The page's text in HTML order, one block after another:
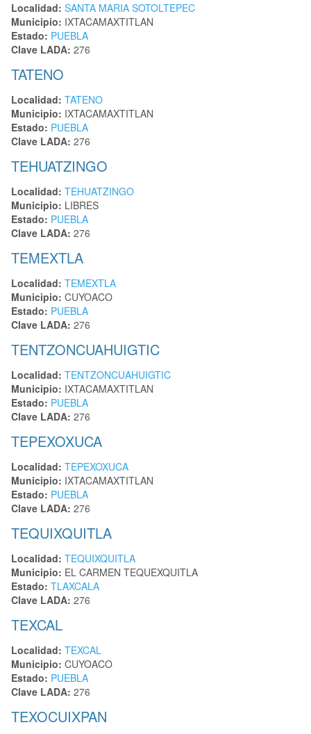
Localidad: SANTA MARIA SOTOLTEPEC
Municipio: IXTACAMAXTITLAN
Estado: PUEBLA
Clave LADA: 276
TATENO
Localidad: TATENO
Municipio: IXTACAMAXTITLAN
Estado: PUEBLA
Clave LADA: 276
TEHUATZINGO
Localidad: TEHUATZINGO
Municipio: LIBRES
Estado: PUEBLA
Clave LADA: 276
TEMEXTLA
Localidad: TEMEXTLA
Municipio: CUYOACO
Estado: PUEBLA
Clave LADA: 276
TENTZONCUAHUIGTIC
Localidad: TENTZONCUAHUIGTIC
Municipio: IXTACAMAXTITLAN
Estado: PUEBLA
Clave LADA: 276
TEPEXOXUCA
Localidad: TEPEXOXUCA
Municipio: IXTACAMAXTITLAN
Estado: PUEBLA
Clave LADA: 276
TEQUIXQUITLA
Localidad: TEQUIXQUITLA
Municipio: EL CARMEN TEQUEXQUITLA
Estado: TLAXCALA
Clave LADA: 276
TEXCAL
Localidad: TEXCAL
Municipio: CUYOACO
Estado: PUEBLA
Clave LADA: 276
TEXOCUIXPAN